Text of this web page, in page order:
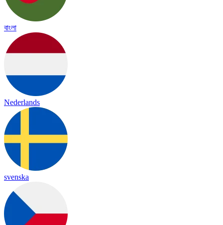
বাংলা
Nederlands
svenska